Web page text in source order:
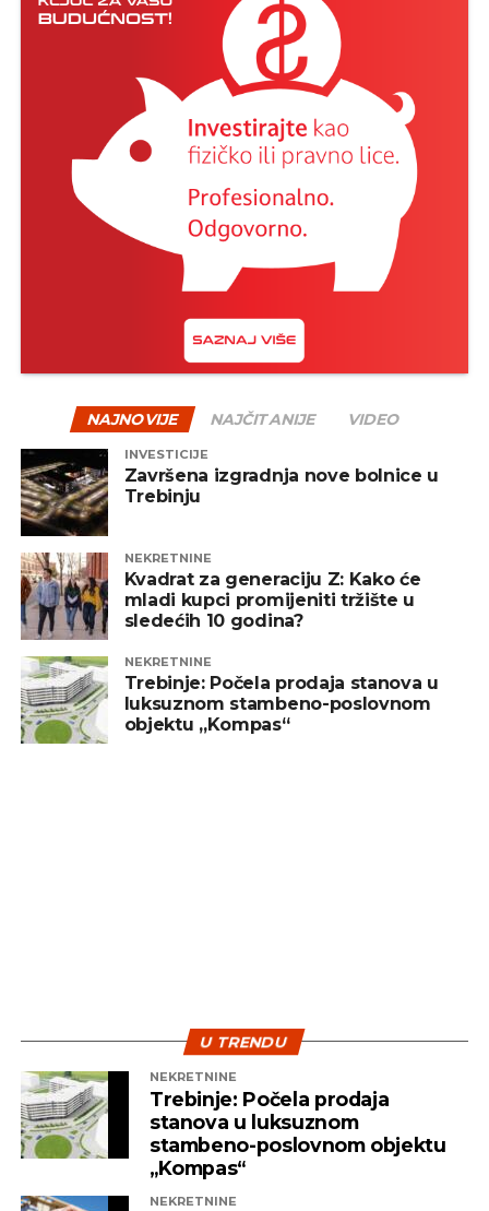
NAJNOVIJE NAJČITANIJE VIDEO
INVESTICIJE
Završena izgradnja nove bolnice u
Trebinju
NEKRETNINE
Kvadrat za generaciju Z: Kako će
mladi kupci promijeniti tržište u
sledećih 10 godina?
NEKRETNINE
Trebinje: Počela prodaja stanova u
luksuznom stambeno-poslovnom
objektu „Kompas“
U TRENDU
NEKRETNINE
Trebinje: Počela prodaja
stanova u luksuznom
stambeno-poslovnom objektu
„Kompas“
NEKRETNINE